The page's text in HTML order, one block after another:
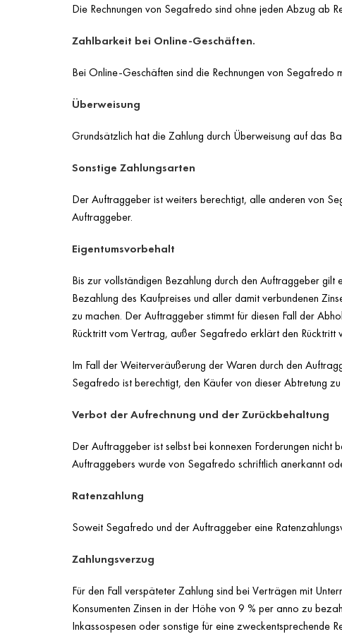
Die Rechnungen von Segafredo sind ohne jeden Abzug ab
Zahlbarkeit bei Online-Geschäften.
Bei Online-Geschäften sind die Rechnungen von Segafredo
Überweisung
Grundsätzlich hat die Zahlung durch Überweisung auf das
Sonstige Zahlungsarten
Der Auftraggeber ist weiters berechtigt, alle anderen von
Auftraggeber.
Eigentumsvorbehalt
Bis zur vollständigen Bezahlung durch den Auftraggeber
Bezahlung des Kaufpreises und aller damit verbundenen
zu machen. Der Auftraggeber stimmt für diesen Fall der
Rücktritt vom Vertrag, außer Segafredo erklärt den Rücktritt
Im Fall der Weiterveräußerung der Waren durch den
Segafredo ist berechtigt, den Käufer von dieser Abtretung
Verbot der Aufrechnung und der Zurückbehaltung
Der Auftraggeber ist selbst bei konnexen Forderungen nicht
Auftraggebers wurde von Segafredo schriftlich anerkannt
Ratenzahlung
Soweit Segafredo und der Auftraggeber eine
Zahlungsverzug
Für den Fall verspäteter Zahlung sind bei Verträgen mit
Konsumenten Zinsen in der Höhe von 9 % per anno zu
Inkassospesen oder sonstige für eine zweckentsprechende